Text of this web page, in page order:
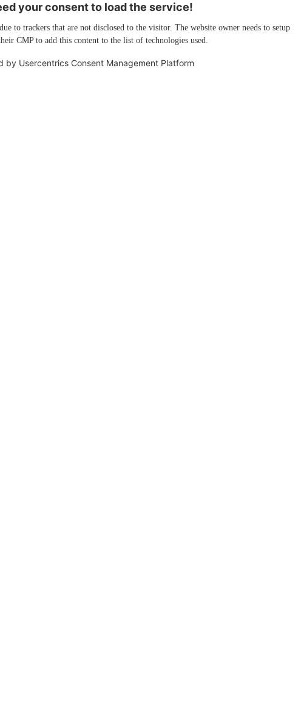
your consent to load the service!
to trackers that are not disclosed to the visitor. The website owner needs to setup
CMP to add this content to the list of technologies used.
by Usercentrics Consent Management Platform